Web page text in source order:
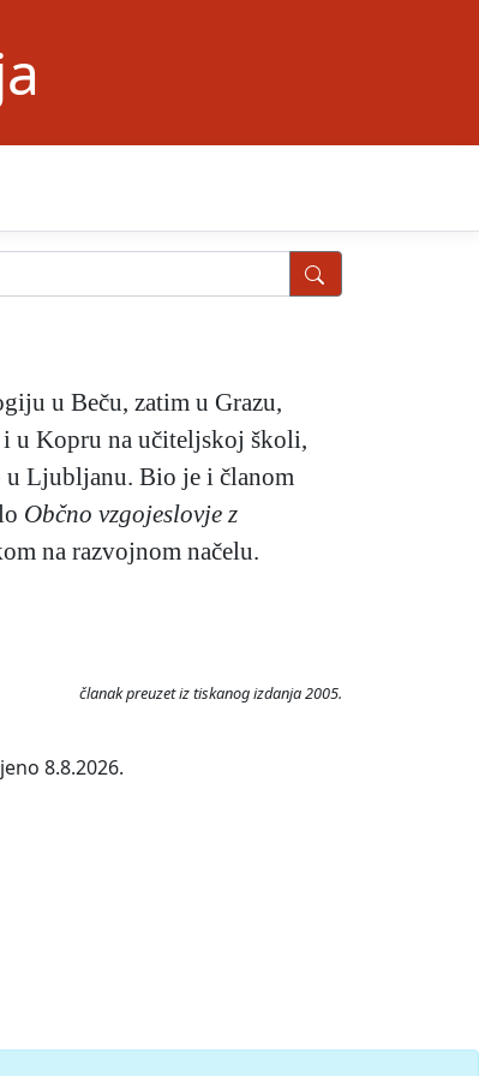
u Beču, zatim u Grazu,
u Kopru na učiteljskoj školi,
u Ljubljanu. Bio je i članom
Občno vzgojeslovje z
na razvojnom načelu.
članak preuzet iz tiskanog izdanja 2005.
8.8.2026.